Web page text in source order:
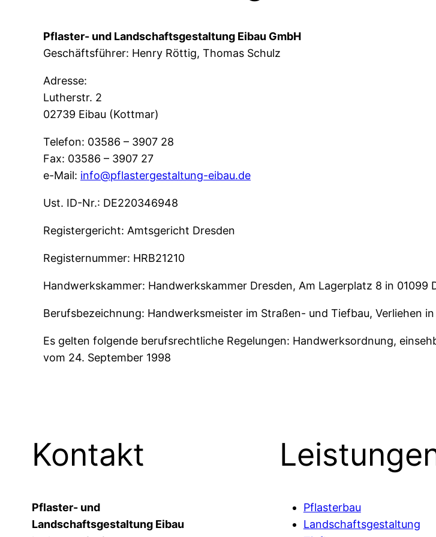
Pflaster- und Landschaftsgestaltung Eibau GmbH
Geschäftsführer: Henry Röttig, Thomas Schulz
Adresse:
Lutherstr. 2
02739 Eibau (Kottmar)
Telefon: 03586 – 3907 28
Fax: 03586 – 3907 27
e-Mail: info@pflastergestaltung-eibau.de
Ust. ID-Nr.: DE220346948
Registergericht: Amtsgericht Dresden
Registernummer: HRB21210
Handwerkskammer: Handwerkskammer Dresden, Am Lagerplatz 8 in 01099
Berufsbezeichnung: Handwerksmeister im Straßen- und Tiefbau, Verliehen
Es gelten folgende berufsrechtliche Regelungen: Handwerksordnung,
vom 24. September 1998
Kontakt
Pflaster- und
Landschaftsgestaltung Eibau
Pflasterbau
Landschaftsgestaltung